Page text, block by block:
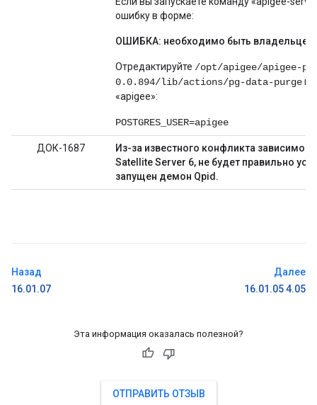
ошибку в форме:
ОШИБКА: необходимо быть владельцем
Отредактируйте /opt/apigee/apigee-
0.0.894/lib/actions/pg-data-purgeи
«apigee»:
POSTGRES_USER=apigee
ДОК-1687
Из-за известного конфликта
Satellite Server 6, не будет правильно
запущен демон Qpid.
Назад
16.01.07
Далее
16.01.05 4.05
Эта информация оказалась полезной?
ОТПРАВИТЬ ОТЗЫВ